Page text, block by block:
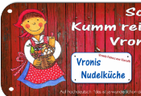
Zum
Inhalt
springen